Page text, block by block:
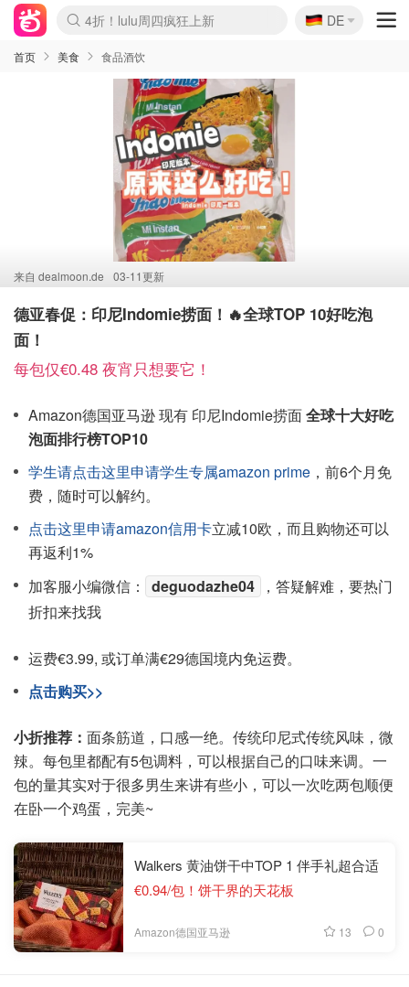
Boticinal 夏促开抢！
4折！lulu周四疯狂上新
还没结束！&OtherStories大促
Joybuy变相75折 随时失效
速领！Stanley独家85折
疑似霸哥！Camper额外叠85折
Zalando 奥莱闪促！每日更新
Moncler反季囤！5折起+叠9折
Coach Brooklyn仅€192
🇩🇪
DE
首页 美食 食品酒饮
来自 dealmoon.de 03-11更新
德亚春促：印尼Indomie捞面！🔥全球TOP 10好吃泡
面！
每包仅€0.48 夜宵只想要它！
Amazon德国亚马逊 现有 印尼Indomie捞面全球十大好吃
泡面排行榜TOP10
学生请点击这里申请学生专属amazon prime ，前6个月免
费，随时可以解约。
点击这里申请amazon信用卡立减10欧，而且购物还可以
再返利1%
加客服小编微信：
deguodazhe04
，答疑解难，要热门
折扣来找我
运费€3.99, 或订单满€29德国境内免运费。
点击购买>>
小折推荐： 面条筋道，口感一绝。传统印尼式传统风味，微
辣。每包里都配有5包调料，可以根据自己的口味来调。一
包的量其实对于很多男生来讲有些小，可以一次吃两包顺便
在卧一个鸡蛋，完美~
Walkers 黄油饼干中TOP 1 伴手礼超合适
€0.94/包！饼干界的天花板
Amazon德国亚马逊 13 0